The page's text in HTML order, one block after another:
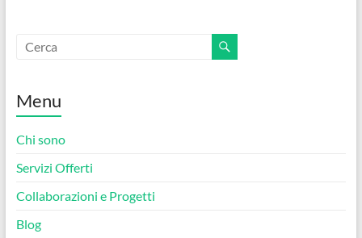
Menu
Chi sono
Servizi Offerti
Collaborazioni e Progetti
Blog